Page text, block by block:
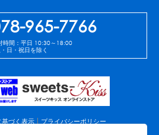
965-7766
時間：平日 10:30～18:00
日・祝日を除く
づく表示
プライバシーポリシー